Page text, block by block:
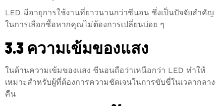
LED มีอายุการใช้งานที่ยาวนานกว่าซีนอน ซึ่งเป็นปัจจัยสำคัญ
ในการเลือกซื้อหากคุณไม่ต้องการเปลี่ยนบ่อย ๆ
3.3 ความเข้มของแสง
ในด้านความเข้มของแสง ซีนอนถือว่าเหนือกว่า LED ทำให้
เหมาะสำหรับผู้ที่ต้องการความชัดเจนในการขับขี่ในเวลากลาง
คืน